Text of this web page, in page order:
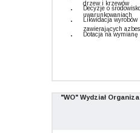
drzew i krzewów
Decyzje o
uwarunkowaniach
Likwidacja wyrobów
zawierających
Dotacja na wymianę
"WO" Wydział